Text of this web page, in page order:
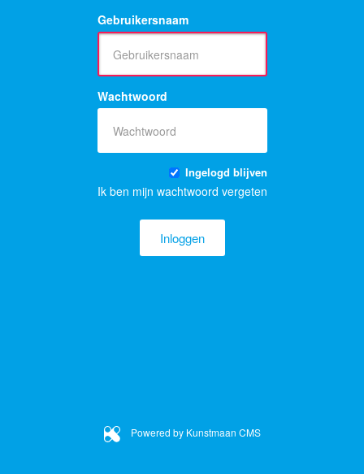
Gebruikersnaam
Wachtwoord
Ingelogd blijven
Ik ben mijn wachtwoord vergeten
Inloggen
Powered by Kunstmaan CMS